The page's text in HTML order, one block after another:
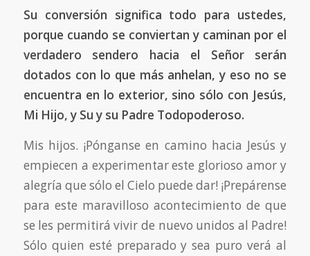
Su conversión significa todo para ustedes,
porque cuando se conviertan y caminan por el
verdadero sendero hacia el Señor serán
dotados con lo que más anhelan, y eso no se
encuentra en lo exterior, sino sólo con Jesús,
Mi Hijo, y Su y su Padre Todopoderoso.
Mis hijos. ¡Pónganse en camino hacia Jesús y
empiecen a experimentar este glorioso amor y
alegría que sólo el Cielo puede dar! ¡Prepárense
para este maravilloso acontecimiento de que
se les permitirá vivir de nuevo unidos al Padre!
Sólo quien esté preparado y sea puro verá al